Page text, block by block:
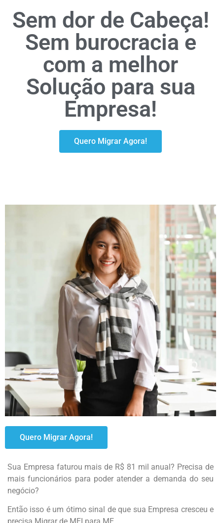
Sem dor de Cabeça!
Sem burocracia e
com a melhor
Solução para sua
Empresa!
Quero Migrar Agora!
Quero Migrar Agora!
Sua Empresa faturou mais de R$ 81 mil anual? Precisa de
mais funcionários para poder atender a demanda do seu
negócio?
Então isso é um ótimo sinal de que sua Empresa cresceu e